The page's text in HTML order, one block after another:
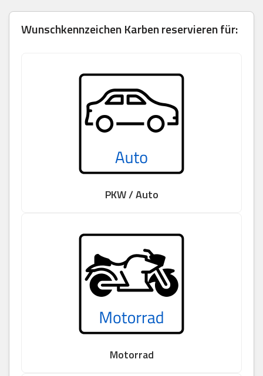
Wunschkennzeichen Karben reservieren für:
PKW / Auto
Motorrad